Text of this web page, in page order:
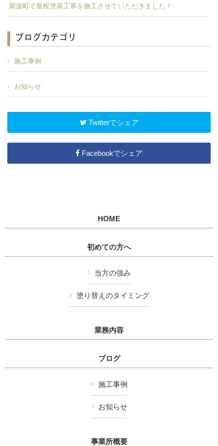
紫波町で屋根塗装工事を施工させていただきました！
ブログカテゴリ
施工事例
お知らせ
Twitterでシェア
Facebookでシェア
HOME
初めての方へ
当方の強み
塗り替えのタイミング
業務内容
ブログ
施工事例
お知らせ
事業所概要